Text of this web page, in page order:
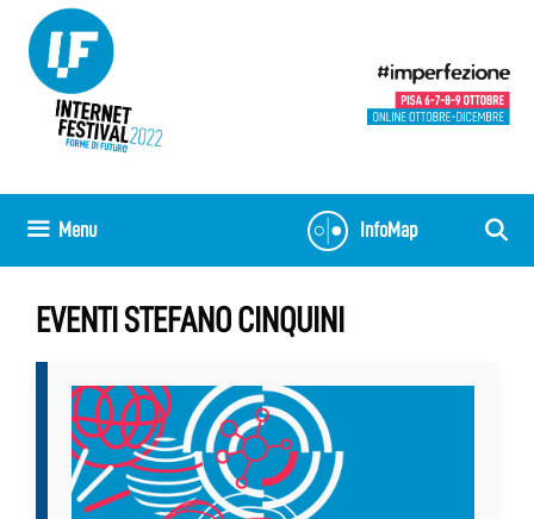
contenuto
InfoMap
Menu
EVENTI STEFANO CINQUINI